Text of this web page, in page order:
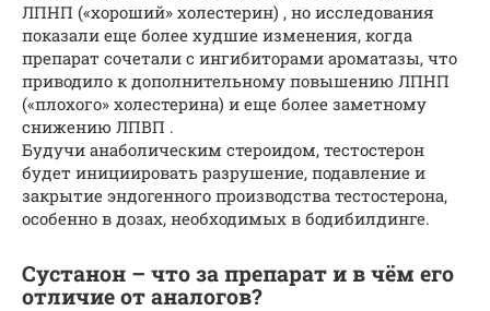
ЛПНП («хороший» холестерин) , но исследования
показали еще более худшие изменения, когда
препарат сочетали с ингибиторами ароматазы, что
приводило к дополнительному повышению ЛПНП
(«плохого» холестерина) и еще более заметному
снижению ЛПВП .
Будучи анаболическим стероидом, тестостерон
будет инициировать разрушение, подавление и
закрытие эндогенного производства тестостерона,
особенно в дозах, необходимых в бодибилдинге.
Сустанон – что за препарат и в чём его
отличие от аналогов?